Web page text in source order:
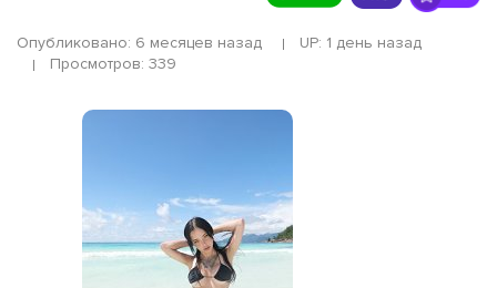
Опубликовано: 6 месяцев назад
UP: 1 день назад
Просмотров: 339